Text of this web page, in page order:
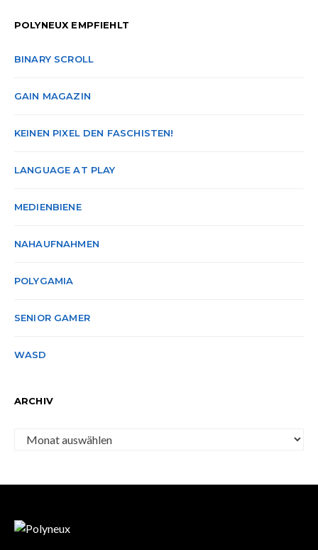
POLYNEUX EMPFIEHLT
BINARY SCROLL
GAIN MAGAZIN
KEINEN PIXEL DEN FASCHISTEN!
LANGUAGE AT PLAY
MEDIENBIENE
NAHAUFNAHMEN
POLYGAMIA
SENIOR GAMER
WASD
ARCHIV
Archiv